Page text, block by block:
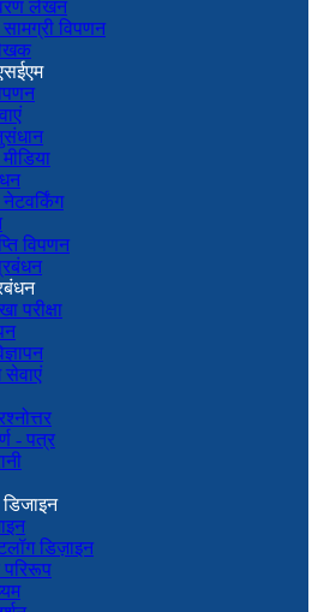
लेखन
विपणन
विपणन
परीक्षा
सेवाएं
- पत्र
डिज़ाइन
परिरूप